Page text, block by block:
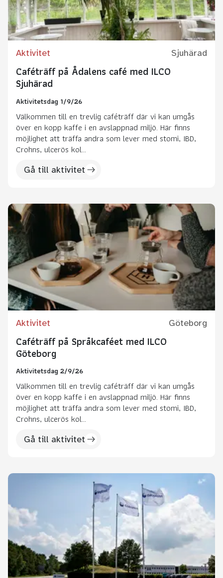
Aktivitet Sjuhärad
Caféträff på Ådalens café med ILCO
Sjuhärad
Aktivitetsdag 1/9/26
Välkommen till en trevlig caféträff där vi kan umgås
över en kopp kaffe i en avslappnad miljö. Här finns
möjlighet att träffa andra som lever med stomi, IBD,
Crohns, ulcerös kol...
Gå till aktivitet
Aktivitet Göteborg
Caféträff på Språkcaféet med ILCO
Göteborg
Aktivitetsdag 2/9/26
Välkommen till en trevlig caféträff där vi kan umgås
över en kopp kaffe i en avslappnad miljö. Här finns
möjlighet att träffa andra som lever med stomi, IBD,
Crohns, ulcerös kol...
Gå till aktivitet